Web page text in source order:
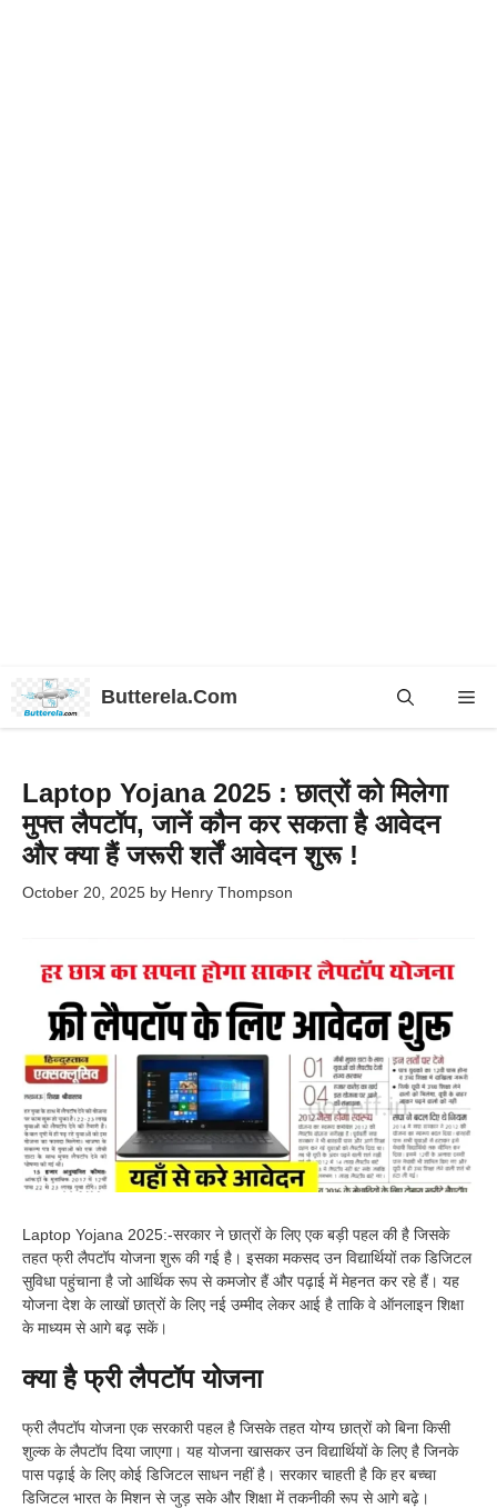
Butterela.Com
Laptop Yojana 2025 : छात्रों को मिलेगा
मुफ्त लैपटॉप, जानें कौन कर सकता है आवेदन
और क्या हैं जरूरी शर्तें आवेदन शुरू !
October 20, 2025 by Henry Thompson
Laptop Yojana 2025:-सरकार ने छात्रों के लिए एक बड़ी पहल की है जिसके
तहत फ्री लैपटॉप योजना शुरू की गई है। इसका मकसद उन विद्यार्थियों तक डिजिटल
सुविधा पहुंचाना है जो आर्थिक रूप से कमजोर हैं और पढ़ाई में मेहनत कर रहे हैं। यह
योजना देश के लाखों छात्रों के लिए नई उम्मीद लेकर आई है ताकि वे ऑनलाइन शिक्षा
के माध्यम से आगे बढ़ सकें।
क्या है फ्री लैपटॉप योजना
फ्री लैपटॉप योजना एक सरकारी पहल है जिसके तहत योग्य छात्रों को बिना किसी
शुल्क के लैपटॉप दिया जाएगा। यह योजना खासकर उन विद्यार्थियों के लिए है जिनके
पास पढ़ाई के लिए कोई डिजिटल साधन नहीं है। सरकार चाहती है कि हर बच्चा
डिजिटल भारत के मिशन से जुड़ सके और शिक्षा में तकनीकी रूप से आगे बढ़े।